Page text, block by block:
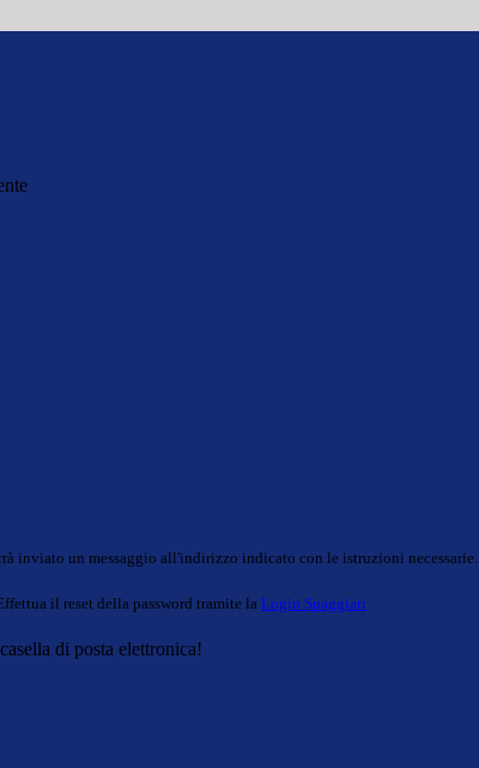
inviato un messaggio all'indirizzo indicato con le istruzioni necessarie.
il reset della password tramite la Login Spaggiari
di posta elettronica!